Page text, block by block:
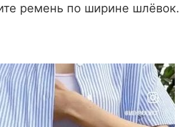
ремень по ширине шлёвок.